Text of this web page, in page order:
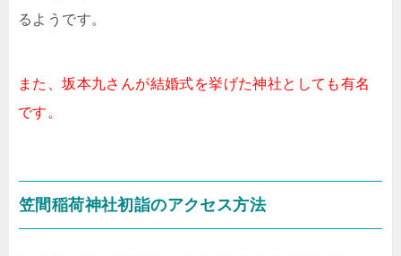
るようです。
また、坂本九さんが結婚式を挙げた神社としても有名
です。
笠間稲荷神社初詣のアクセス方法